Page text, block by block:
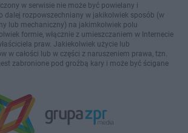
w serwisie nie może być powielany i
dalej rozpowszechniany w jakikolwiek sposób (w
lub mechaniczny) na jakimkolwiek polu
formie, włącznie z umieszczaniem w Internecie
praw. Jakiekolwiek użycie lub
w całości lub w części z naruszeniem prawa, tzn.
zabronione pod groźbą kary i może być ścigane